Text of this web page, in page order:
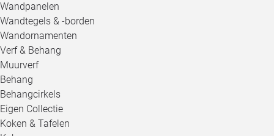
Wandpanelen
Wandtegels & -borden
Wandornamenten
Verf & Behang
Muurverf
Behang
Behangcirkels
Eigen Collectie
Koken & Tafelen